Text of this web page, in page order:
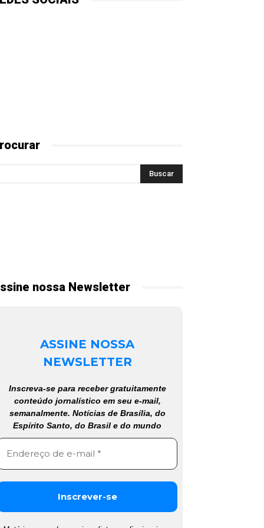
nossa Newsletter
ASSINE NOSSA
NEWSLETTER
Inscreva-se para receber gratuitamente
conteúdo jornalístico em seu e-mail,
semanalmente. Notícias de Brasília, do
Espírito Santo, do Brasil e do mundo